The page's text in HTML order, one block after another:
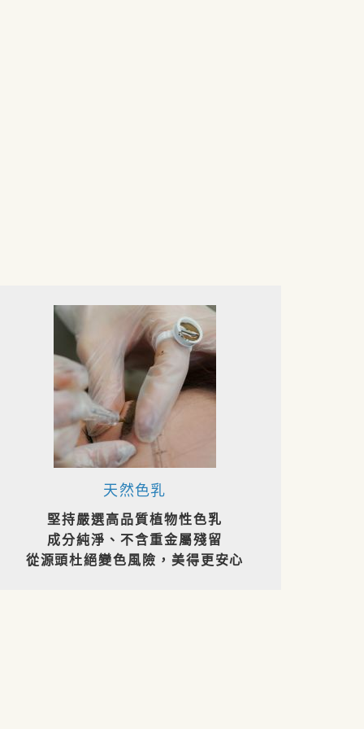
天然色乳
堅持嚴選高品質植物性色乳
成分純淨、不含重金屬殘留
從源頭杜絕變色風險，美得更安心